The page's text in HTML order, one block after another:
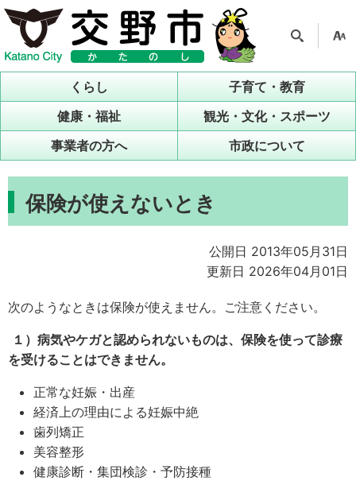
ル
くらし
子育て・教育
健康・福祉
観光・文化・スポーツ
事業者の方へ
市政について
保険が使えないとき
公開日 2013年05月31日
更新日 2026年04月01日
次のようなときは保険が使えません。ご注意ください。
１）病気やケガと認められないものは、保険を使って診療
を受けることはできません。
正常な妊娠・出産
経済上の理由による妊娠中絶
歯列矯正
美容整形
健康診断・集団検診・予防接種